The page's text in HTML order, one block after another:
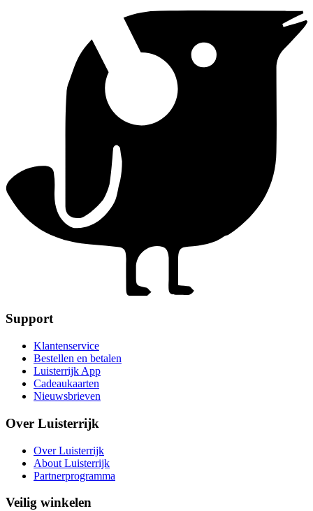
Support
Klantenservice
Bestellen en betalen
Luisterrijk App
Cadeaukaarten
Nieuwsbrieven
Over Luisterrijk
Over Luisterrijk
About Luisterrijk
Partnerprogramma
Veilig winkelen